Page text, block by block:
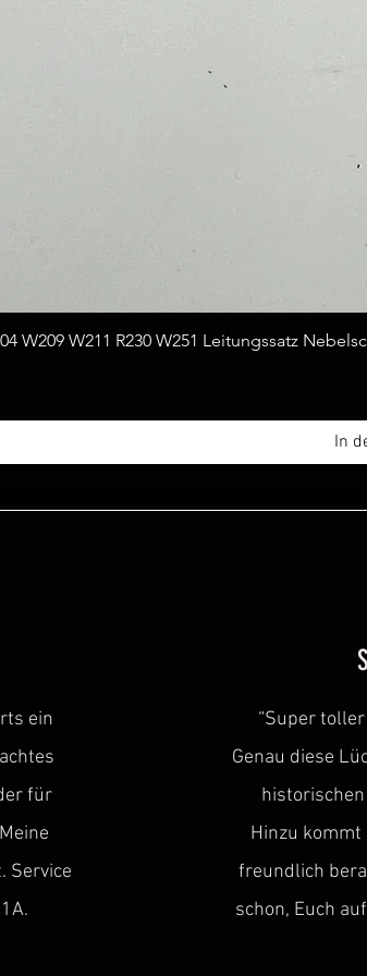
W209 W211 R230 W251 Leitungssatz
In
ein
für
Service
1A.
“Super toller
Genau diese
historischen
Hinzu kommt
freundlich
schon, Euch